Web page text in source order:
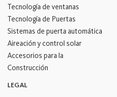
Tecnología de ventanas
Tecnología de Puertas
Sistemas de puerta automática
Aireación y control solar
Accesorios para la
Construcción
LEGAL